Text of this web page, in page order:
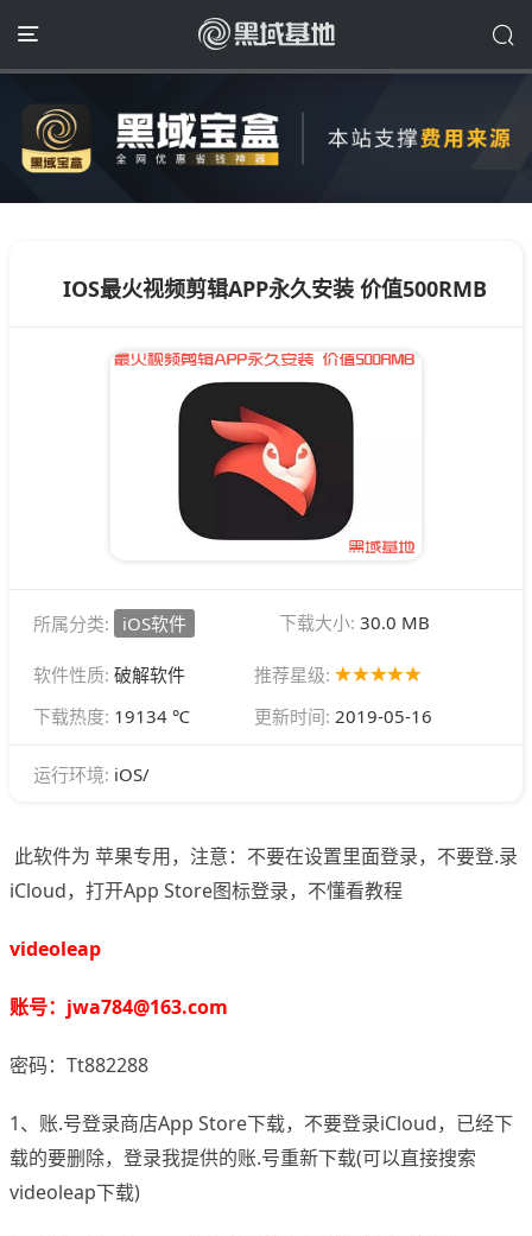
IOS最火视频剪辑APP永久安装 价值500RMB
所属分类: iOS软件 下载大小: 30.0 MB
软件性质: 破解软件
推荐星级:
下载热度: 19134 ℃ 更新时间: 2019-05-16
运行环境: iOS/
此软件为 苹果专用，注意：不要在设置里面登录，不要登.录
iCloud，打开App Store图标登录，不懂看教程
videoleap
账号：jwa784@163.com
密码：Tt882288
1、账.号登录商店App Store下载，不要登录iCloud，已经下
载的要删除，登录我提供的账.号重新下载(可以直接搜索
videoleap下载)